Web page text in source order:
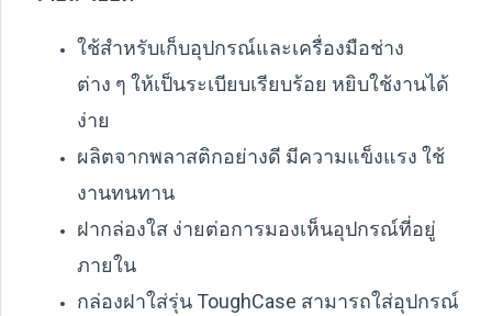
ใช้สำหรับเก็บอุปกรณ์และเครื่องมือช่าง
ต่าง ๆ ให้เป็นระเบียบเรียบร้อย หยิบใช้งานได้
ง่าย
ผลิตจากพลาสติกอย่างดี มีความแข็งแรง ใช้
งานทนทาน
ฝากล่องใส ง่ายต่อการมองเห็นอุปกรณ์ที่อยู่
ภายใน
กล่องฝาใส่รุ่น ToughCase สามารถใส่อุปกรณ์